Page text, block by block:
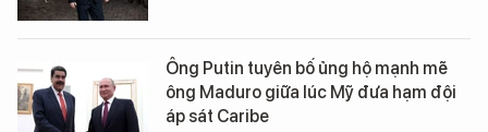
Ông Putin tuyên bố ủng hộ mạnh mẽ
ông Maduro giữa lúc Mỹ đưa hạm đội
áp sát Caribe